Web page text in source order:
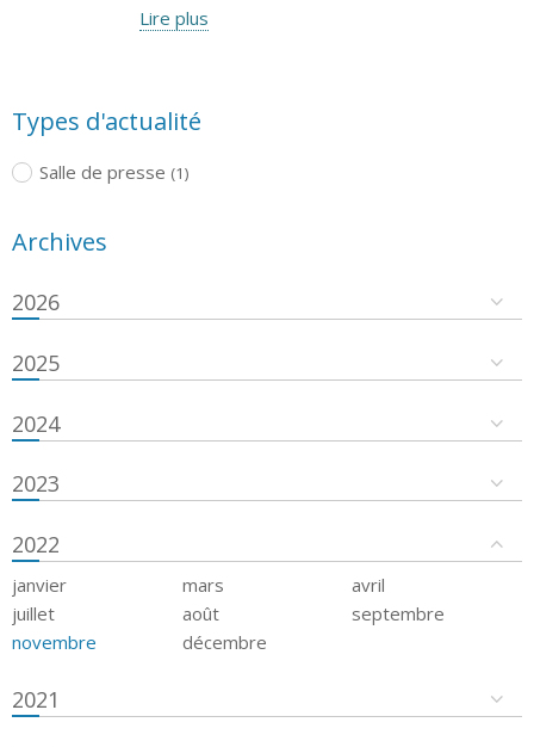
Lire plus
Types d'actualité
Salle de presse (1)
Archives
2026
2025
2024
2023
2022
janvier mars
avril
juillet
août
septembre
novembre
décembre
2021